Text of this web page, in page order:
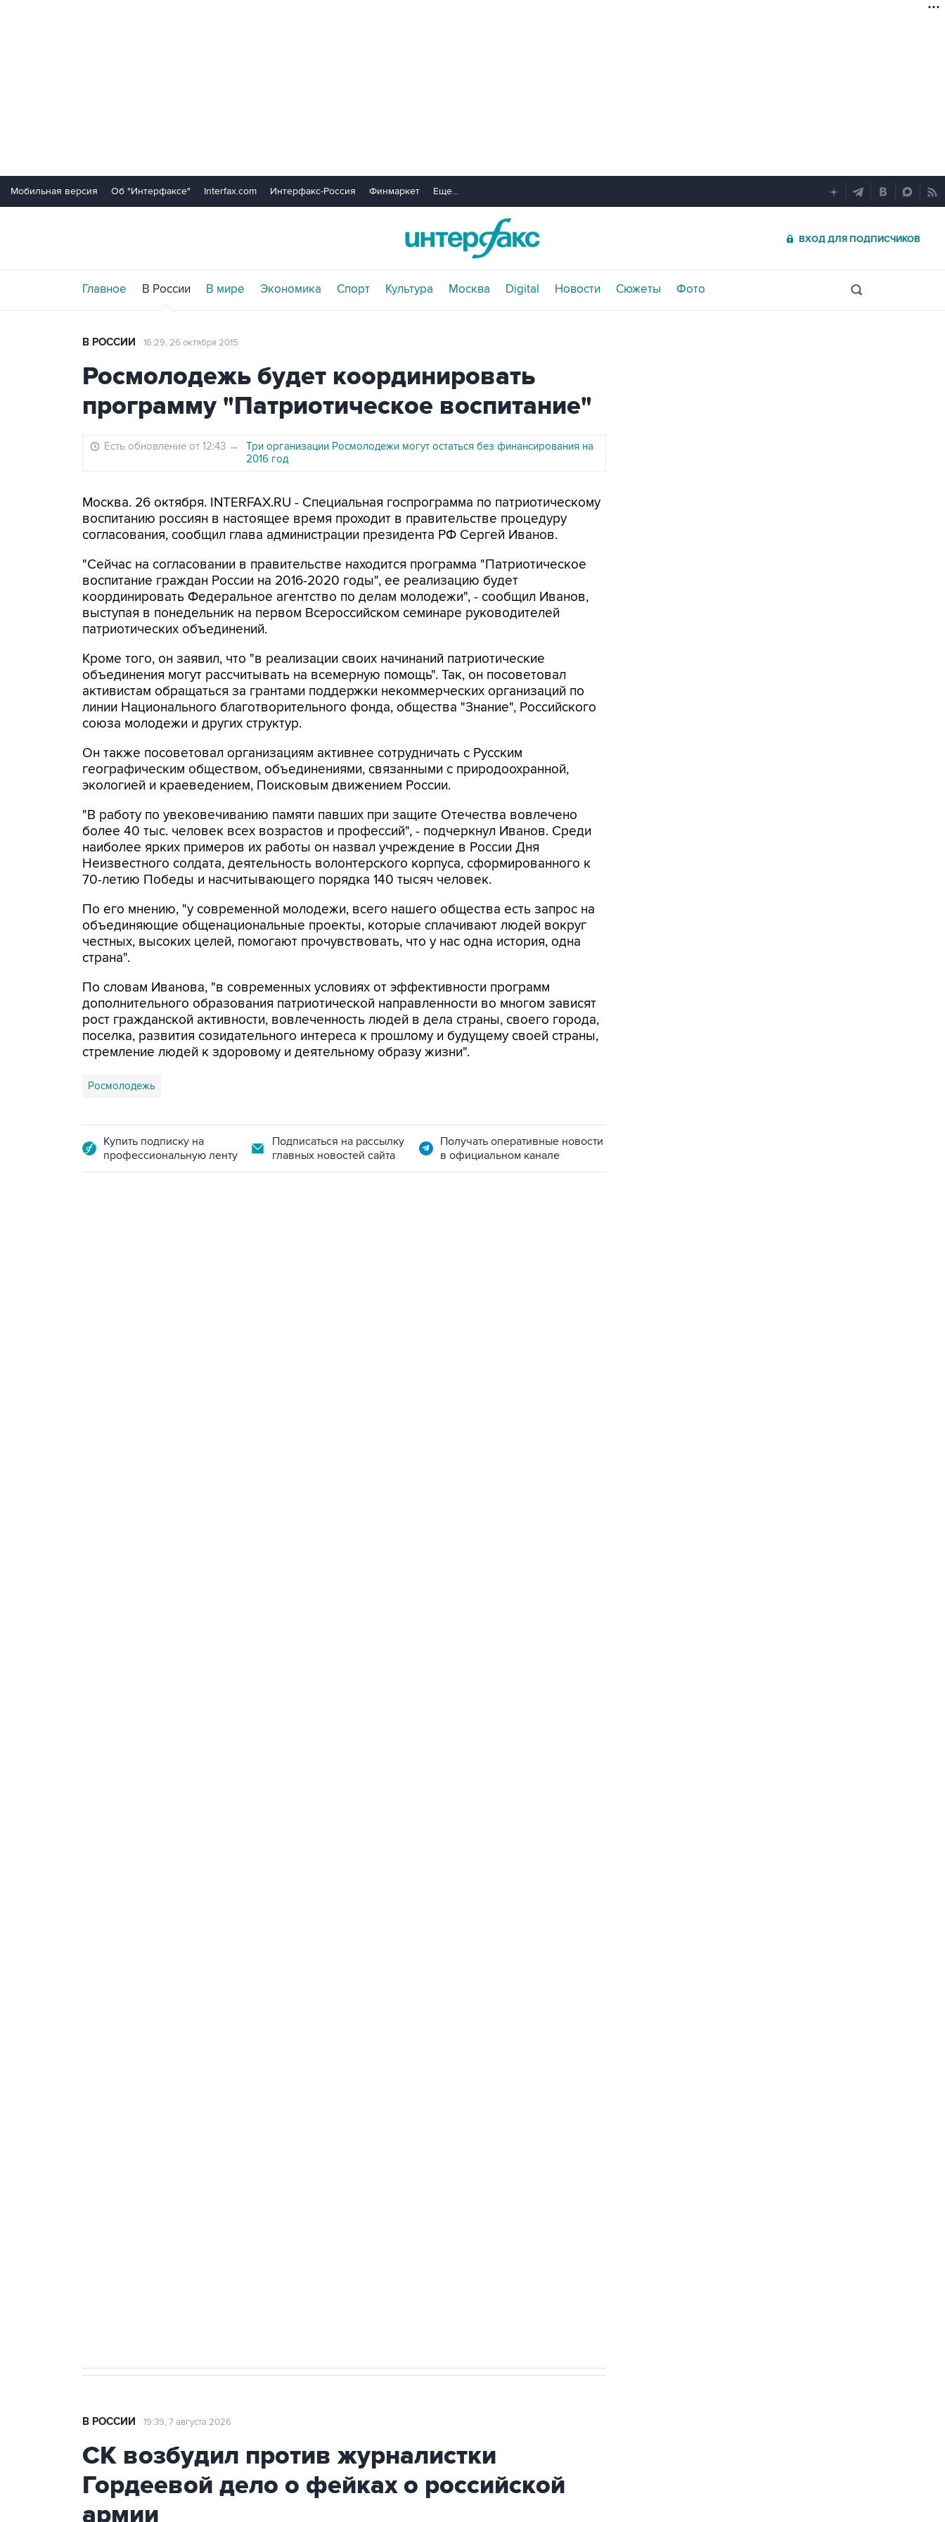
Мобильная версия Об "Интерфаксе" Interfax.com Интерфакс-Россия Финмаркет Еще...
ВХОД ДЛЯ ПОДПИСЧИКОВ
Главное В России В мире Экономика Спорт Культура Москва Digital Новости Сюжеты Фото
В РОССИИ 16:29, 26 октября 2015
Росмолодежь будет координировать
программу "Патриотическое воспитание"
Есть обновление от 12:43 →
Три организации Росмолодежи могут остаться без финансирования на
2016 год
Москва. 26 октября. INTERFAX.RU - Специальная госпрограмма по патриотическому
воспитанию россиян в настоящее время проходит в правительстве процедуру
согласования, сообщил глава администрации президента РФ Сергей Иванов.
"Сейчас на согласовании в правительстве находится программа "Патриотическое
воспитание граждан России на 2016-2020 годы", ее реализацию будет
координировать Федеральное агентство по делам молодежи", - сообщил Иванов,
выступая в понедельник на первом Всероссийском семинаре руководителей
патриотических объединений.
Кроме того, он заявил, что "в реализации своих начинаний патриотические
объединения могут рассчитывать на всемерную помощь". Так, он посоветовал
активистам обращаться за грантами поддержки некоммерческих организаций по
линии Национального благотворительного фонда, общества "Знание", Российского
союза молодежи и других структур.
Он также посоветовал организациям активнее сотрудничать с Русским
географическим обществом, объединениями, связанными с природоохранной,
экологией и краеведением, Поисковым движением России.
"В работу по увековечиванию памяти павших при защите Отечества вовлечено
более 40 тыс. человек всех возрастов и профессий", - подчеркнул Иванов. Среди
наиболее ярких примеров их работы он назвал учреждение в России Дня
Неизвестного солдата, деятельность волонтерского корпуса, сформированного к
70-летию Победы и насчитывающего порядка 140 тысяч человек.
По его мнению, "у современной молодежи, всего нашего общества есть запрос на
объединяющие общенациональные проекты, которые сплачивают людей вокруг
честных, высоких целей, помогают прочувствовать, что у нас одна история, одна
страна".
По словам Иванова, "в современных условиях от эффективности программ
дополнительного образования патриотической направленности во многом зависят
рост гражданской активности, вовлеченность людей в дела страны, своего города,
поселка, развития созидательного интереса к прошлому и будущему своей страны,
стремление людей к здоровому и деятельному образу жизни".
Росмолодежь
Купить подписку на
профессиональную ленту
Подписаться на рассылку
главных новостей сайта
Получать оперативные новости
в официальном канале
В РОССИИ 19:39, 7 августа 2026
СК возбудил против журналистки
Гордеевой дело о фейках о российской
армии